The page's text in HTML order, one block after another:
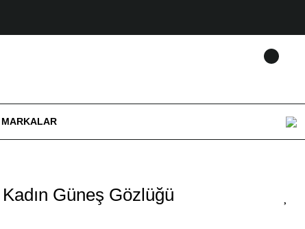
MARKALAR
Güneş Gözlüğü